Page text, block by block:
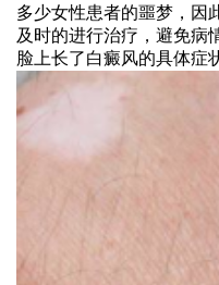
多少女性患者的噩梦，因
及时的进行治疗，避免病
脸上长了白癜风的具体症